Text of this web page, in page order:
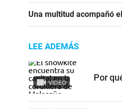
Una multitud acompañó
LEE ADEMÁS
VIDEO Por